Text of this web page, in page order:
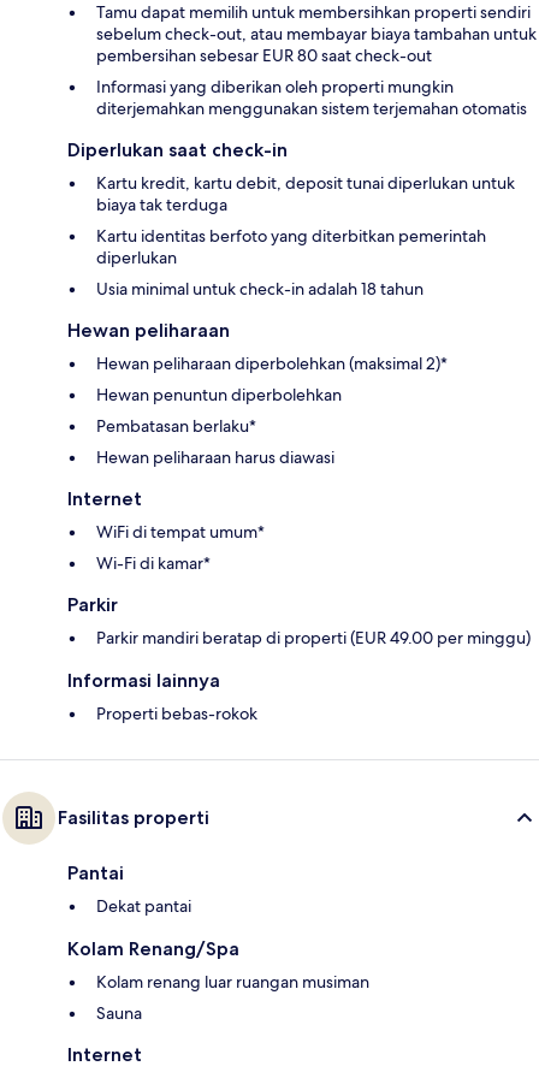
Tamu dapat memilih untuk membersihkan properti sendiri
sebelum check-out, atau membayar biaya tambahan untuk
pembersihan sebesar EUR 80 saat check-out
Informasi yang diberikan oleh properti mungkin
diterjemahkan menggunakan sistem terjemahan otomatis
Diperlukan saat check-in
Kartu kredit, kartu debit, deposit tunai diperlukan untuk
biaya tak terduga
Kartu identitas berfoto yang diterbitkan pemerintah
diperlukan
Usia minimal untuk check-in adalah 18 tahun
Hewan peliharaan
Hewan peliharaan diperbolehkan (maksimal 2)*
Hewan penuntun diperbolehkan
Pembatasan berlaku*
Hewan peliharaan harus diawasi
Internet
WiFi di tempat umum*
Wi-Fi di kamar*
Parkir
Parkir mandiri beratap di properti (EUR 49.00 per minggu)
Informasi lainnya
Properti bebas-rokok
Fasilitas properti
Pantai
Dekat pantai
Kolam Renang/Spa
Kolam renang luar ruangan musiman
Sauna
Internet